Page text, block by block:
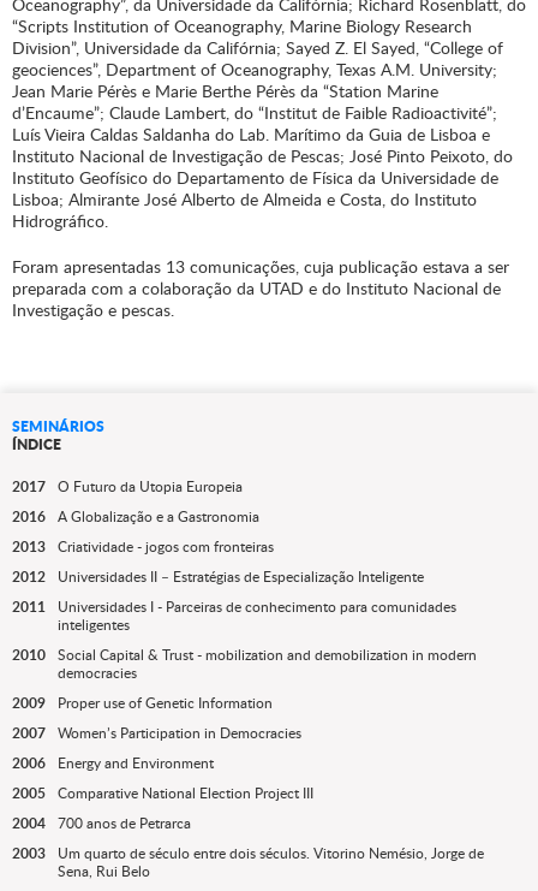
“Scripts Institution of Oceanography, Marine Biology Research
Division”, Universidade da Califórnia; Sayed Z. El Sayed, “College of
geociences”, Department of Oceanography, Texas A.M. University;
Jean Marie Pérès e Marie Berthe Pérès da “Station Marine
d’Encaume”; Claude Lambert, do “Institut de Faible Radioactivité”;
Luís Vieira Caldas Saldanha do Lab. Marítimo da Guia de Lisboa e
Instituto Nacional de Investigação de Pescas; José Pinto Peixoto, do
Instituto Geofísico do Departamento de Física da Universidade de
Lisboa; Almirante José Alberto de Almeida e Costa, do Instituto
Hidrográfico.
Foram apresentadas 13 comunicações, cuja publicação estava a ser
preparada com a colaboração da UTAD e do Instituto Nacional de
Investigação e pescas.
SEMINÁRIOS
ÍNDICE
2017 O Futuro da Utopia Europeia
2016 A Globalização e a Gastronomia
2013 Criatividade - jogos com fronteiras
2012
Universidades II – Estratégias de Especialização Inteligente
2011
Universidades I - Parceiras de conhecimento para comunidades
inteligentes
2010 Social Capital & Trust - mobilization and demobilization in modern
democracies
2009
Proper use of Genetic Information
2007 Women’s Participation in Democracies
2006
Energy and Environment
2005 Comparative National Election Project III
2004 700 anos de Petrarca
2003
Um quarto de século entre dois séculos. Vitorino Nemésio, Jorge de
Sena, Rui Belo